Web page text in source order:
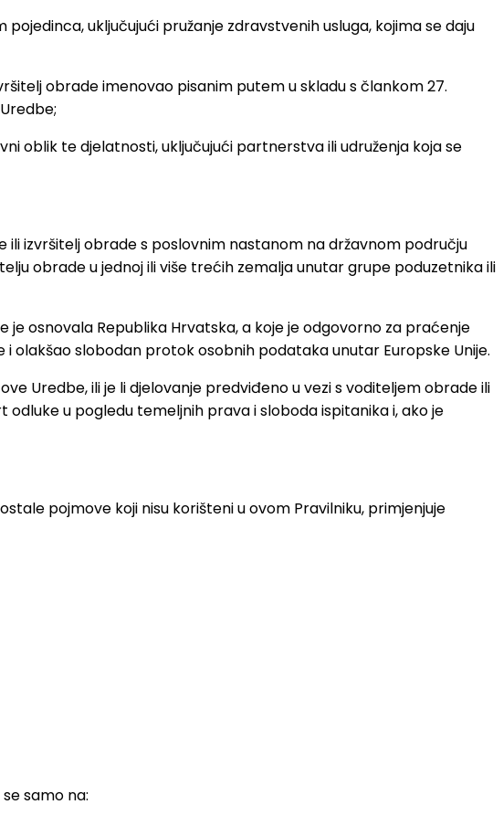
uključujući pružanje zdravstvenih usluga, kojima se daju
obrade imenovao pisanim putem u skladu s člankom 27.
oblik te djelatnosti, uključujući partnerstva ili udruženja koja se
izvršitelj obrade s poslovnim nastanom na državnom području
obrade u jednoj ili više trećih zemalja unutar grupe poduzetnika ili
osnovala Republika Hrvatska, a koje je odgovorno za praćenje
olakšao slobodan protok osobnih podataka unutar Europske Unije.
Uredbe, ili je li djelovanje predviđeno u vezi s voditeljem obrade ili
u pogledu temeljnih prava i sloboda ispitanika i, ako je
pojmove koji nisu korišteni u ovom Pravilniku, primjenjuje
samo na: